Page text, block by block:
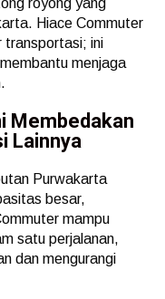
royong yang
Hiace Commuter
transportasi; ini
menjaga
Membedakan
Lainnya
Purwakarta
besar,
mampu
satu perjalanan,
dan mengurangi